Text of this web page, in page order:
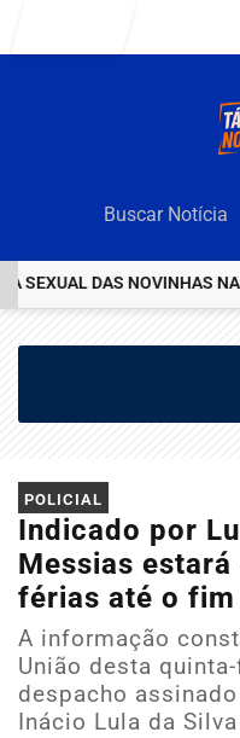
DAS NOVINHAS NA
POLICIAL
Indicado por
Messias
férias até o fim
A informação
União desta
despacho
Inácio Lula da Silva